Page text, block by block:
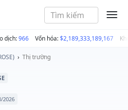
dịch:966 Vốn hóa:$2,189,333,189,167
› Thị trường
2026